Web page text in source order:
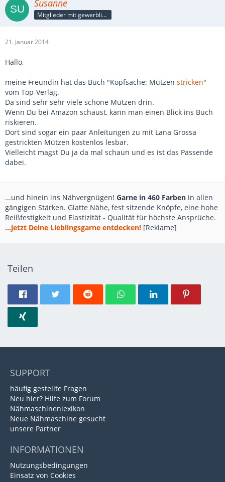
Susanne
Mitglieder mit gewerblicher Verbindung, auch als Mitarbeiter/in
21. Januar 2014
Hallo,
meine Freundin hat das Buch "Kopfsache: Mützen stricken"
vom Top-Verlag.
Da sind sehr sehr viele schöne Mützen drin.
Wenn Du bei Amazon schaust, kann man einen Blick ins Buch
riskieren.
Dort sind sogar ein paar Anleitungen zu mit Lana Grossa
gestrickten Mützen kostenlos lesbar.
Vielleicht magst Du ja da mal schaun und es ist das Passende
dabei.
...und hinein ins Nähvergnügen! Garne in 460 Farben in allen
gängigen Stärken. Glatte Nähe, fest sitzende Knöpfe, eine hohe
Reißfestigkeit und Elastizität - Qualität für höchste Ansprüche.
...jetzt Deine Lieblingsgarne entdecken! [Reklame]
Teilen
SUPPORT
häufig gestellte Fragen
Neu hier? Hilfe zum Forum
Nähmaschinenlexikon
Neue Nähmaschine gesucht
unsere Partner
INFORMATIONEN
Nutzungsbedingungen
Einsatz von Cookies